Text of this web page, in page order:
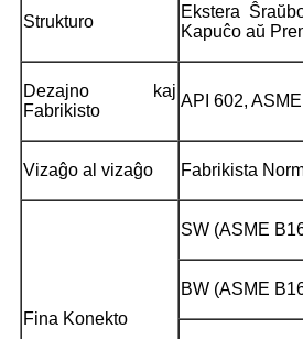
Strukturo
Ekstera
Kapuĉo aŭ
Dezajno kaj
Fabrikisto
API 602,
Vizaĝo al vizaĝo Fabrikista
Fina Konekto
SW (ASME
BW (ASME